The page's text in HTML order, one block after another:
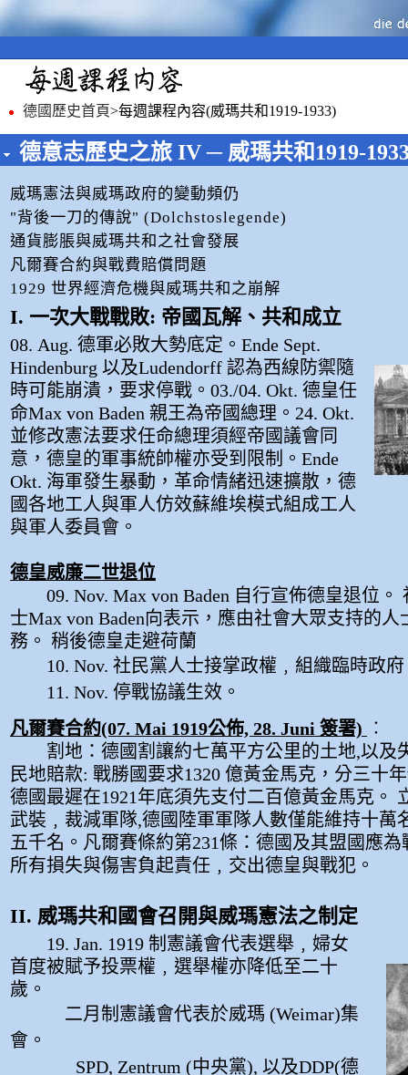
德國歷史首頁>每週課程內容(威瑪共和1919-1933)
德意志歷史之旅 IV ─ 威瑪共和1919-
威瑪憲法與威瑪政府的變動頻仍
"背後一刀的傳說" (Dolchstoslegende)
通貨膨脹與威瑪共和之社會發展
凡爾賽合約與戰費賠償問題
1929 世界經濟危機與威瑪共和之崩解
I. 一次大戰戰敗: 帝國瓦解、共和成立
08. Aug. 德軍必敗大勢底定。Ende Sept.
Hindenburg 以及Ludendorff 認為西線防禦隨
時可能崩潰，要求停戰。03./04. Okt. 德皇任
命Max von Baden 親王為帝國總理。24. Okt.
並修改憲法要求任命總理須經帝國議會同
意，德皇的軍事統帥權亦受到限制。Ende
Okt. 海軍發生暴動，革命情緒迅速擴散，德
國各地工人與軍人仿效蘇維埃模式組成工人
與軍人委員會。
德皇威廉二世退位
09. Nov. Max von Baden 自行宣佈德皇退位。
士Max von Baden向表示，應由社會大眾支持的人
務。 稍後德皇走避荷蘭
10. Nov. 社民黨人士接掌政權﹐組織臨時政府
11. Nov. 停戰協議生效。
凡爾賽合約(07. Mai 1919公佈, 28. Juni 簽署)
︰
割地：德國割讓約七萬平方公里的土地,以及
民地賠款: 戰勝國要求1320 億黃金馬克，分三十
德國最遲在1921年底須先支付二百億黃金馬克。
武裝﹐裁減軍隊,德國陸軍軍隊人數僅能維持十萬
五千名。凡爾賽條約第231條：德國及其盟國應
所有損失與傷害負起責任﹐交出德皇與戰犯。
II. 威瑪共和國會召開與威瑪憲法之制 定
19. Jan. 1919 制憲議會代表選舉﹐婦女
首度被賦予投票權﹐選舉權亦降低至二十
歲。
二月制憲議會代表於威瑪 (Weimar)集
會。
SPD, Zentrum (中央黨), 以及DDP(德